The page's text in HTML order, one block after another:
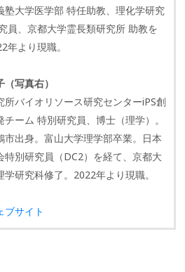
塾大学医学部 特任助教、理化学研究
員、京都大学霊長類研究所 助教を
年より現職。
写真右）
所バイオリソース研究センターiPS創
チーム 特別研究員、博士（理学）。
市出身。富山大学理学部卒業。日本
特別研究員（DC2）を経て、京都大
学研究科修了。2022年より現職。
ブサイト